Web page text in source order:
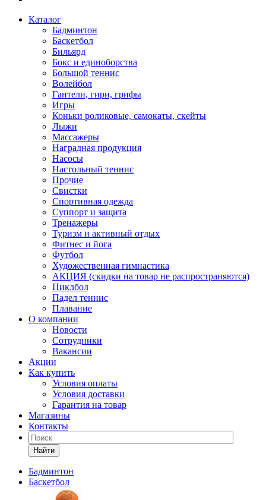
Каталог
Бадминтон
Баскетбол
Бильярд
Бокс и единоборства
Большой теннис
Волейбол
Гантели, гири, грифы
Игры
Коньки роликовые, самокаты, скейты
Лыжи
Массажеры
Наградная продукция
Насосы
Настольный теннис
Прочие
Свистки
Спортивная одежда
Суппорт и защита
Тренажеры
Туризм и активный отдых
Фитнес и йога
Футбол
Художественная гимнастика
АКЦИЯ (скидки на товар не распространяются)
Пиклбол
Падел теннис
Плавание
О компании
Новости
Сотрудники
Вакансии
Акции
Как купить
Условия оплаты
Условия доставки
Гарантия на товар
Магазины
Контакты
Найти
Бадминтон
Баскетбол